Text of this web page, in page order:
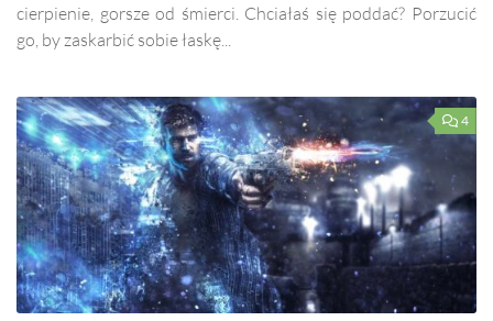
cierpienie, gorsze od śmierci. Chciałaś się poddać? Porzucić
go, by zaskarbić sobie łaskę...
4